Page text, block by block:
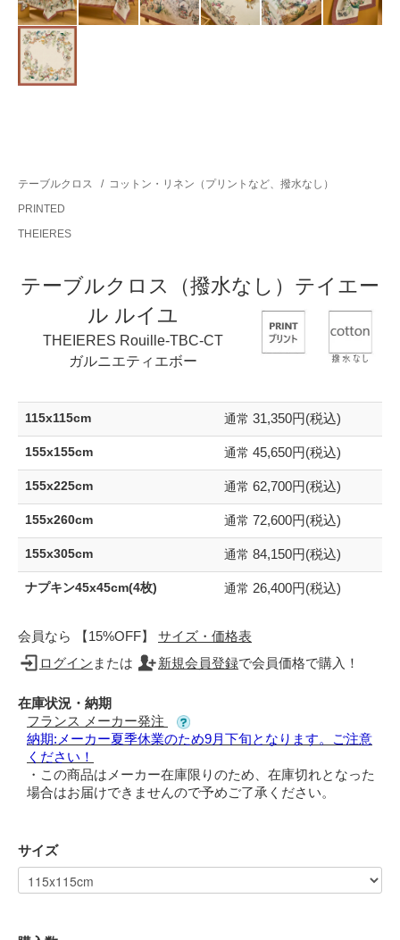
テーブルクロス / コットン・リネン（プリントなど、撥水なし）
PRINTED
THEIERES
テーブルクロス（撥水なし）テイエー
ル ルイユ
THEIERES Rouille-TBC-CT
ガルニエティエボー
115x115cm 通常 31,350円(税込)
155x155cm 通常 45,650円(税込)
155x225cm 通常 62,700円(税込)
155x260cm 通常 72,600円(税込)
155x305cm 通常 84,150円(税込)
ナプキン45x45cm(4枚) 通常 26,400円(税込)
会員なら 【15%OFF】 サイズ・価格表
ログイン または 新規会員登録で会員価格で購入！
在庫状況・納期
フランス メーカー発注
納期:メーカー夏季休業のため9月下旬となります。ご注意
ください！
・この商品はメーカー在庫限りのため、在庫切れとなった
場合はお届けできませんので予めご了承ください。
サイズ